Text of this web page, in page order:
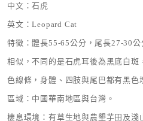
中文：石虎
英文：Leopard Cat
特徵：體長55-65公分，尾長27-30
相似，不同的是石虎耳後為黑底白斑
色線條，身體、四肢與尾巴都有黑色
區域：中國華南地區與台灣。
棲息環境：有草生地與農墾芋田及淺